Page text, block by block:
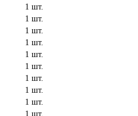
1 шт.
1 шт.
1 шт.
1 шт.
1 шт.
1 шт.
1 шт.
1 шт.
1 шт.
1 шт.